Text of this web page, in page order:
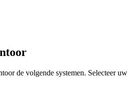
de volgende systemen. Selecteer uw